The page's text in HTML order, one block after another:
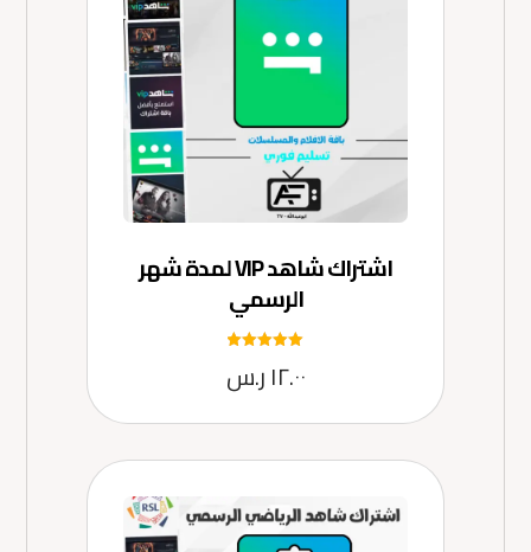
اشتراك شاهد VIP لمدة شهر
الرسمي
5.00
من 5
١٢.٠٠ر.س